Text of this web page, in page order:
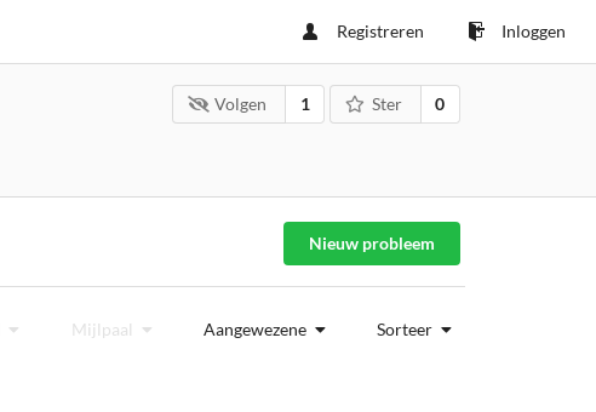
Registreren Inloggen
Volgen 1 Ster 0
Nieuw probleem
Mijlpaal Aangewezene Sorteer